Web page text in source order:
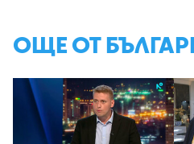
ОЩЕ ОТ